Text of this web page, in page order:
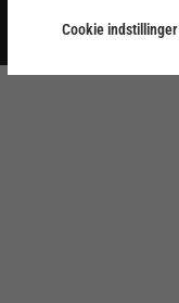
Cookie indstillinger